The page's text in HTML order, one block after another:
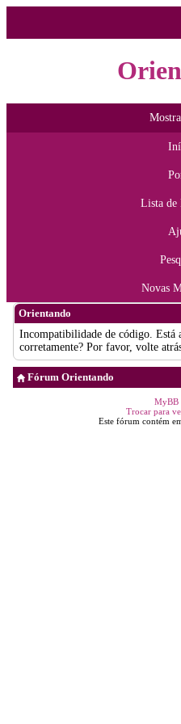
Lista de
Novas
Orientando
Incompatibilidade de código. Está
corretamente? Por favor, volte
Fórum Orientando
MyBB
Trocar para
Este fórum contém